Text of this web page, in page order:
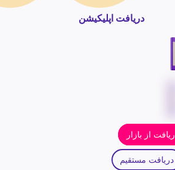
دریافت اپلیکیشن
از بازار
دریافت مستقیم